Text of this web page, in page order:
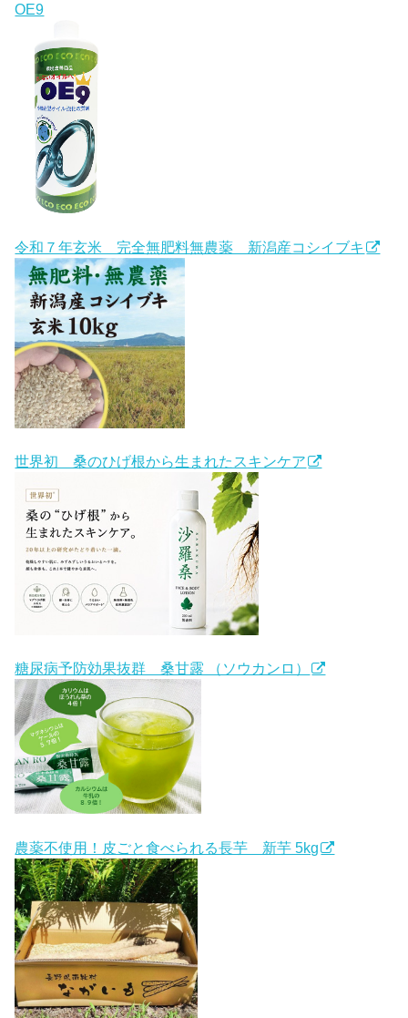
OE9
令和７年玄米 完全無肥料無農薬 新潟産コシイブキ
世界初 桑のひげ根から生まれたスキンケア
糖尿病予防効果抜群 桑甘露 （ソウカンロ）
農薬不使用！皮ごと食べられる長芋 新芋 5kg